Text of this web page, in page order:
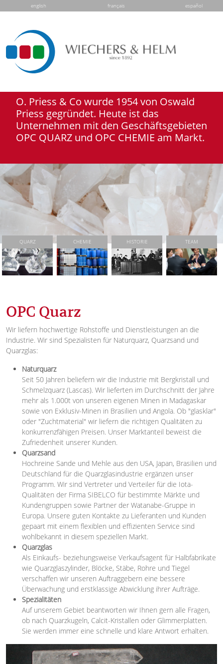
english français español
O. Priess & Co wurde 1954 von Oswald
Priess gegründet. Heute ist das
Unternehmen mit den Geschäftsgebieten
OPC QUARZ und OPC CHEMIE am Markt.
QUARZ CHEMIE HISTORIE TEAM
OPC Quarz
Wir liefern hochwertige Rohstoffe und Dienstleistungen an die
Industrie. Wir sind Spezialisten für Naturquarz, Quarzsand und
Quarzglas:
Naturquarz
Seit 50 Jahren beliefern wir die Industrie mit Bergkristall und
Schmelzquarz (Lascas). Wir lieferten im Durchschnitt der Jahre
mehr als 1.000t von unseren eigenen Minen in Madagaskar
sowie von Exklusiv-Minen in Brasilien und Angola. Ob "glasklar"
oder "Zuchtmaterial" wir liefern die richtigen Qualitäten zu
konkurrenzfähigen Preisen. Unser Marktanteil beweist die
Zufriedenheit unserer Kunden.
Quarzsand
Hochreine Sande und Mehle aus den USA, Japan, Brasilien und
Deutschland für die Quarzglasindustrie ergänzen unser
Programm. Wir sind Vertreter und Verteiler für die Iota-
Qualitäten der Firma SIBELCO für bestimmte Märkte und
Kundengruppen sowie Partner der Watanabe-Gruppe in
Europa. Unsere guten Kontakte zu Lieferanten und Kunden
gepaart mit einem flexiblen und effizienten Service sind
wohlbekannt in diesem speziellen Markt.
Quarzglas
Als Einkaufs- beziehungsweise Verkaufsagent für Halbfabrikate
wie Quarzglaszylinder, Blöcke, Stäbe, Rohre und Tiegel
verschaffen wir unseren Auftraggebern eine bessere
Überwachung und erstklassige Abwicklung ihrer Aufträge.
Spezialitäten
Auf unserem Gebiet beantworten wir Ihnen gern alle Fragen,
ob nach Quarzkugeln, Calcit-Kristallen oder Glimmerplatten.
Sie werden immer eine schnelle und klare Antwort erhalten.